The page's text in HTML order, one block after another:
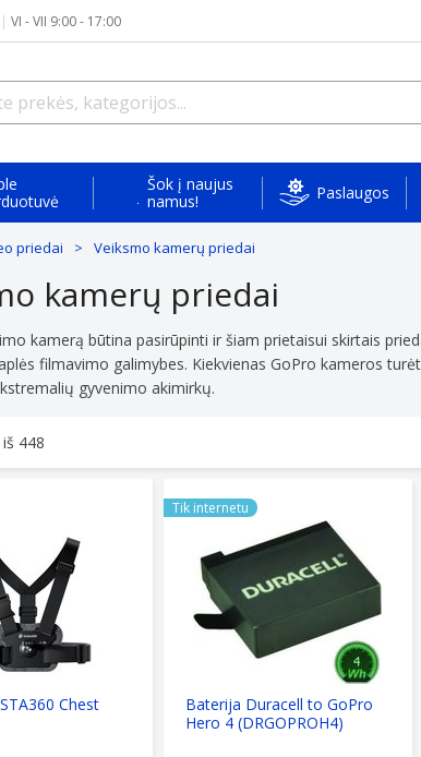
| VI - VII 9:00 - 17:00
Šok į naujus
namus!
Paslaugos
priedai Veiksmo kamerų priedai
kamerų priedai
kamerą būtina pasirūpinti ir šiam prietaisui skirtais
filmavimo galimybes. Kiekvienas GoPro kameros
gyvenimo akimirkų.
448
Chest
Tik internetu
Baterija Duracell to GoPro
Hero 4 (DRGOPROH4)